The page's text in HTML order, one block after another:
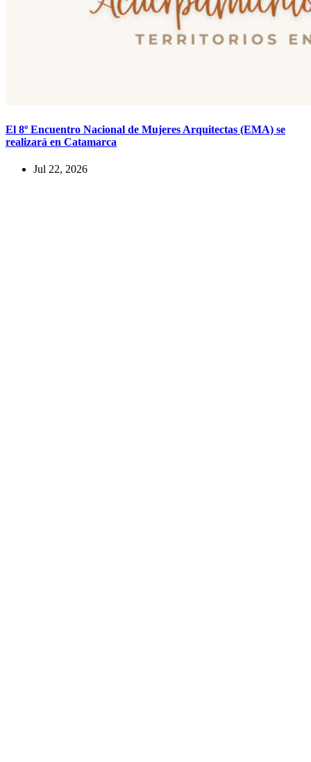
El 8º Encuentro Nacional de Mujeres Arquitectas (EMA) se
realizará en Catamarca
Jul 22, 2026